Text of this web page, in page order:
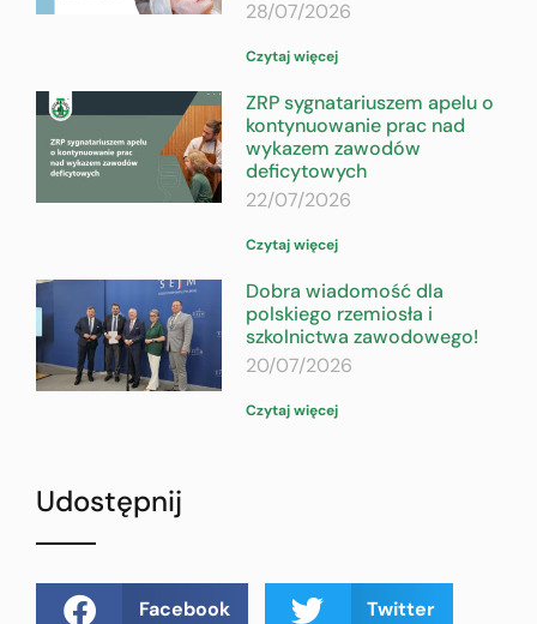
28/07/2026
Czytaj więcej
ZRP sygnatariuszem apelu o
kontynuowanie prac nad
wykazem zawodów
deficytowych
22/07/2026
Czytaj więcej
Dobra wiadomość dla
polskiego rzemiosła i
szkolnictwa zawodowego!
20/07/2026
Czytaj więcej
Udostępnij
Facebook Twitter